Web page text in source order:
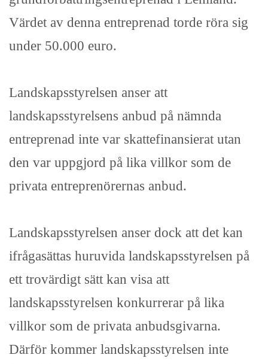
Värdet av denna entreprenad torde röra sig
under 50.000 euro.
Landskapsstyrelsen anser att
landskapsstyrelsens anbud på nämnda
entreprenad inte var skattefinansierat utan
den var uppgjord på lika villkor som de
privata entreprenörernas anbud.
Landskapsstyrelsen anser dock att det kan
ifrågasättas huruvida landskapsstyrelsen på
ett trovärdigt sätt kan visa att
landskapsstyrelsen konkurrerar på lika
villkor som de privata anbudsgivarna.
Därför kommer landskapsstyrelsen inte